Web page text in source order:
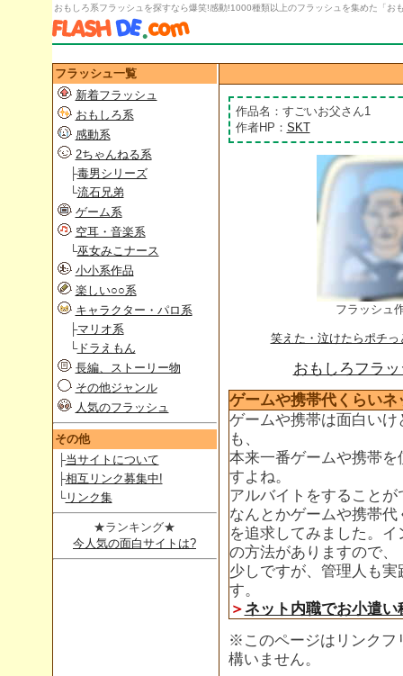
おもしろ系フラッシュを探すなら爆笑!感動!1000種類以上のフラッシュを集めた「お
作品名：すごいお父さん1
作者HP： SKT
フラッシュ
笑えた・泣けたらポチっ
おもしろフラ
ゲームや携帯代くらいネ
ゲームや携帯は面白い
も、
本来一番ゲームや携帯
すよね。
アルバイトをすること
なんとかゲームや携帯
を追求してみました。
の方法がありますので、
少しですが、管理人も
す。
＞ ネット内職でお小遣い
※このページはリンクフ
構いません。
フラッシュ一覧
新着フラッシュ
おもしろ系
感動系
2ちゃんねる系
├毒男シリーズ
└流石兄弟
ゲーム系
空耳・音楽系
└巫女みこナース
小小系作品
楽しい○○系
キャラクター・パロ系
├マリオ系
└ドラえもん
長編、ストーリー物
その他ジャンル
人気のフラッシュ
その他
├当サイトについて
├相互リンク募集中!
└リンク集
★ランキング★
今人気の面白サイトは?